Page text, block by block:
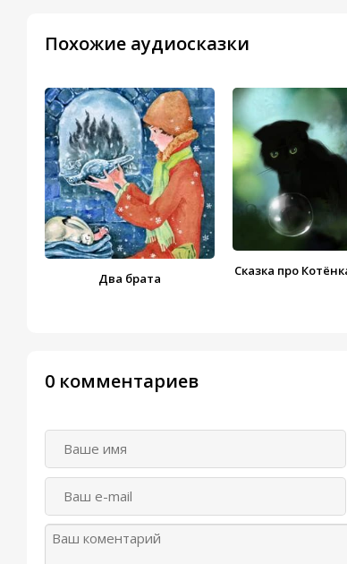
Похожие аудиосказки
Два брата Сказка про
0 комментариев